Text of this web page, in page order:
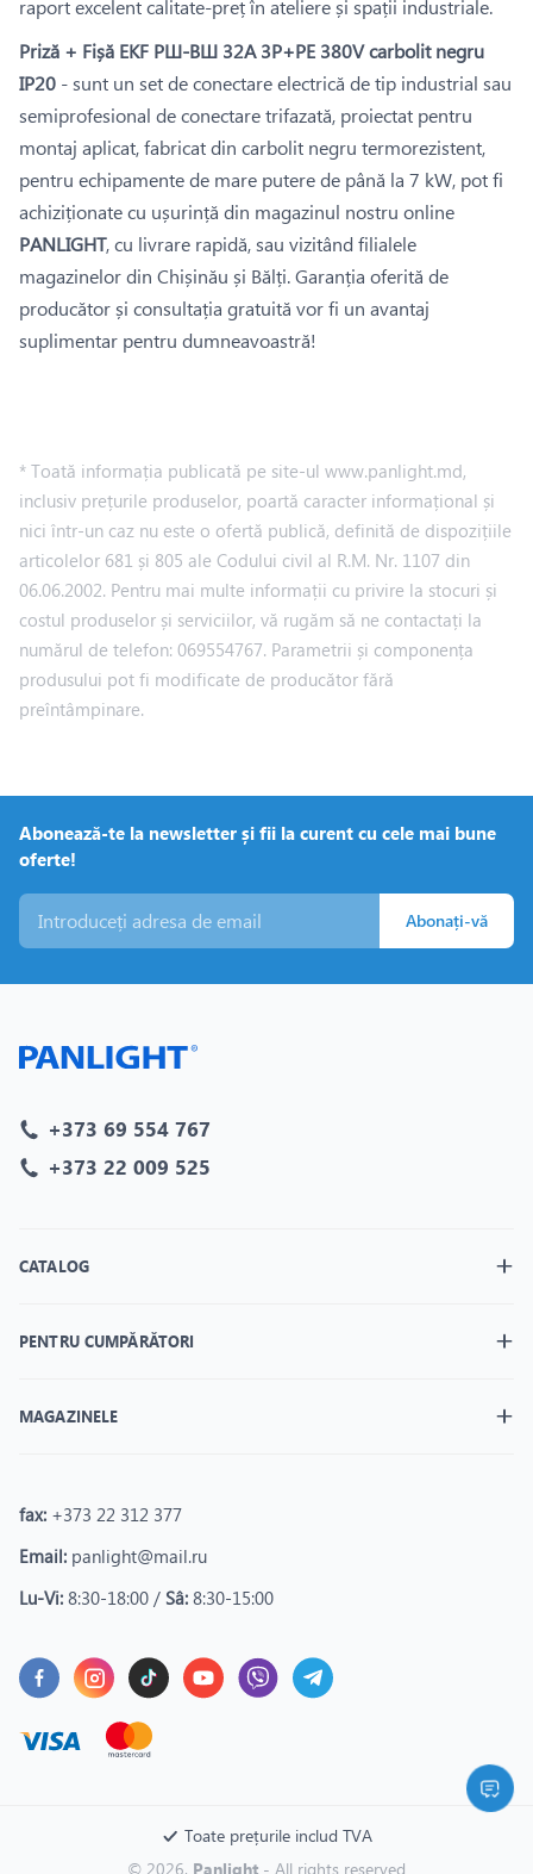
raport excelent calitate-preț în ateliere și spații industriale.
Priză + Fișă EKF РШ-ВШ 32A 3P+PE 380V carbolit negru
IP20 - sunt un set de conectare electrică de tip industrial sau
semiprofesional de conectare trifazată, proiectat pentru
montaj aplicat, fabricat din carbolit negru termorezistent,
pentru echipamente de mare putere de până la 7 kW, pot fi
achiziționate cu ușurință din magazinul nostru online
PANLIGHT, cu livrare rapidă, sau vizitând filialele
magazinelor din Chișinău și Bălți. Garanția oferită de
producător și consultația gratuită vor fi un avantaj
suplimentar pentru dumneavoastră!
* Toată informația publicată pe site-ul www.panlight.md,
inclusiv prețurile produselor, poartă caracter informațional și
nici într-un caz nu este o ofertă publică, definită de dispozițiile
articolelor 681 și 805 ale Codului civil al R.M. Nr. 1107 din
06.06.2002. Pentru mai multe informații cu privire la stocuri și
costul produselor și serviciilor, vă rugăm să ne contactați la
numărul de telefon: 069554767. Parametrii și componența
produsului pot fi modificate de producător fără
preîntâmpinare.
Abonează-te la newsletter și fii la curent cu cele mai bune
oferte!
Abonați-vă
+373 69 554 767
+373 22 009 525
CATALOG
PENTRU CUMPĂRĂTORI
MAGAZINELE
fax: +373 22 312 377
Email: panlight@mail.ru
Lu-Vi: 8:30-18:00 / Sâ: 8:30-15:00
© 2026. Panlight - All rights reserved
Toate prețurile includ TVA